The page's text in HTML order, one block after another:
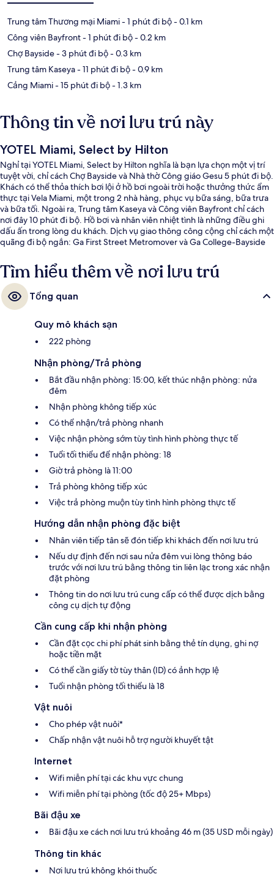
Trung tâm Thương mại Miami- 1 phút đi bộ- 0.1 km
Công viên Bayfront- 1 phút đi bộ- 0.2 km
Chợ Bayside- 3 phút đi bộ- 0.3 km
Trung tâm Kaseya- 11 phút đi bộ- 0.9 km
Cảng Miami- 15 phút đi bộ- 1.3 km
Thông tin về nơi lưu trú này
YOTEL Miami, Select by Hilton
Nghỉ tại YOTEL Miami, Select by Hilton nghĩa là bạn lựa chọn một vị trí
tuyệt vời, chỉ cách Chợ Bayside và Nhà thờ Công giáo Gesu 5 phút đi bộ.
Khách có thể thỏa thích bơi lội ở hồ bơi ngoài trời hoặc thưởng thức ẩm
thực tại Vela Miami, một trong 2 nhà hàng, phục vụ bữa sáng, bữa trưa
và bữa tối. Ngoài ra, Trung tâm Kaseya và Công viên Bayfront chỉ cách
nơi đây 10 phút đi bộ. Hồ bơi và nhân viên nhiệt tình là những điều ghi
dấu ấn trong lòng du khách. Dịch vụ giao thông công cộng chỉ cách một
quãng đi bộ ngắn: Ga First Street Metromover và Ga College-Bayside
Tìm hiểu thêm về nơi lưu trú
Tổng quan
Quy mô khách sạn
222 phòng
Nhận phòng/Trả phòng
Bắt đầu nhận phòng: 15:00, kết thúc nhận phòng: nửa
đêm
Nhận phòng không tiếp xúc
Có thể nhận/trả phòng nhanh
Việc nhận phòng sớm tùy tình hình phòng thực tế
Tuổi tối thiểu để nhận phòng: 18
Giờ trả phòng là 11:00
Trả phòng không tiếp xúc
Việc trả phòng muộn tùy tình hình phòng thực tế
Hướng dẫn nhận phòng đặc biệt
Nhân viên tiếp tân sẽ đón tiếp khi khách đến nơi lưu trú
Nếu dự định đến nơi sau nửa đêm vui lòng thông báo
trước với nơi lưu trú bằng thông tin liên lạc trong xác nhận
đặt phòng
Thông tin do nơi lưu trú cung cấp có thể được dịch bằng
công cụ dịch tự động
Cần cung cấp khi nhận phòng
Cần đặt cọc chi phí phát sinh bằng thẻ tín dụng, ghi nợ
hoặc tiền mặt
Có thể cần giấy tờ tùy thân (ID) có ảnh hợp lệ
Tuổi nhận phòng tối thiểu là 18
Vật nuôi
Cho phép vật nuôi*
Chấp nhận vật nuôi hỗ trợ người khuyết tật
Internet
Wifi miễn phí tại các khu vực chung
Wifi miễn phí tại phòng (tốc độ 25+ Mbps)
Bãi đậu xe
Bãi đậu xe cách nơi lưu trú khoảng 46 m (35 USD mỗi ngày)
Thông tin khác
Nơi lưu trú không khói thuốc